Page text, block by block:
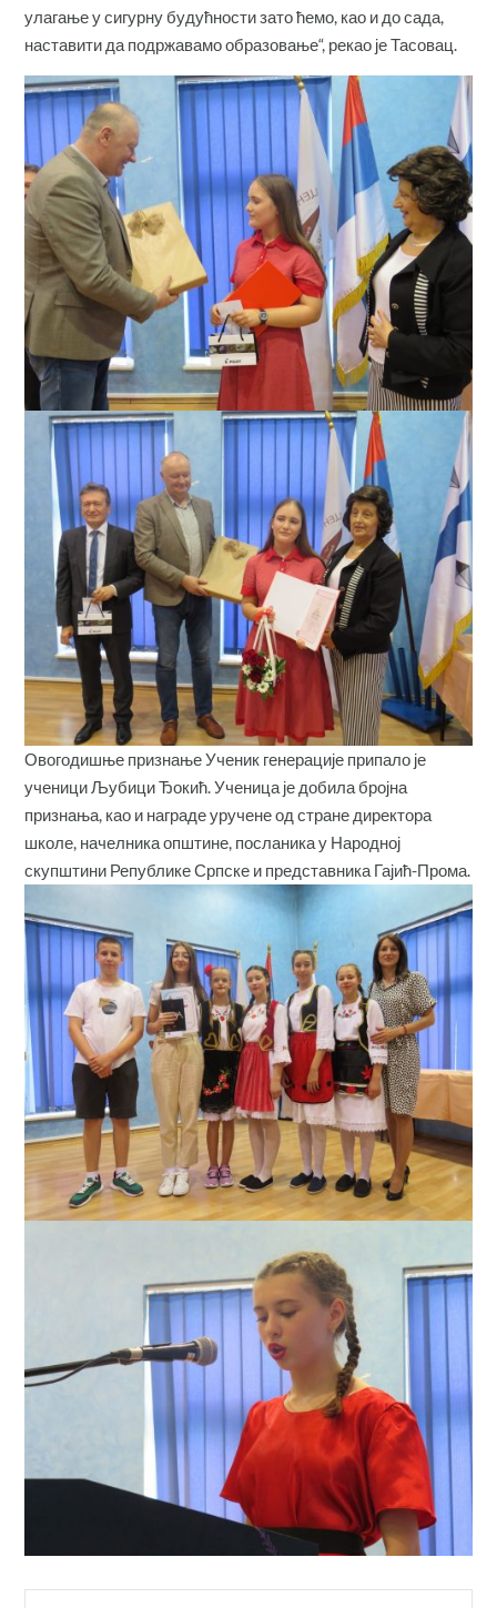
улагање у сигурну будућности зато ћемо, као и до сада,
наставити да подржавамо образовање“, рекао је Тасовац.
Овогодишње признање Ученик генерације припало је
ученици Љубици Ђокић. Ученица је добила бројна
признања, као и награде уручене од стране директора
школе, начелника општине, посланика у Народној
скупштини Републике Српске и представника Гајић-Прома.